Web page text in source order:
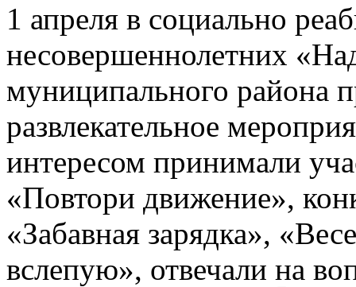
1 апреля в социально
несовершеннолетних
муниципального района
развлекательное
интересом принимали
«Повтори движение»,
«Забавная зарядка»,
вслепую», отвечали на